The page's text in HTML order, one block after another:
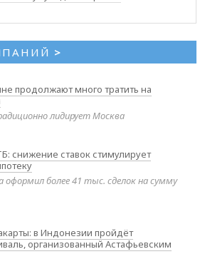
>
продолжают много тратить на
лидирует Москва
снижение ставок стимулирует
оформил более 41 тыс. сделок на сумму
в Индонезии пройдёт
организованный Астафьевским